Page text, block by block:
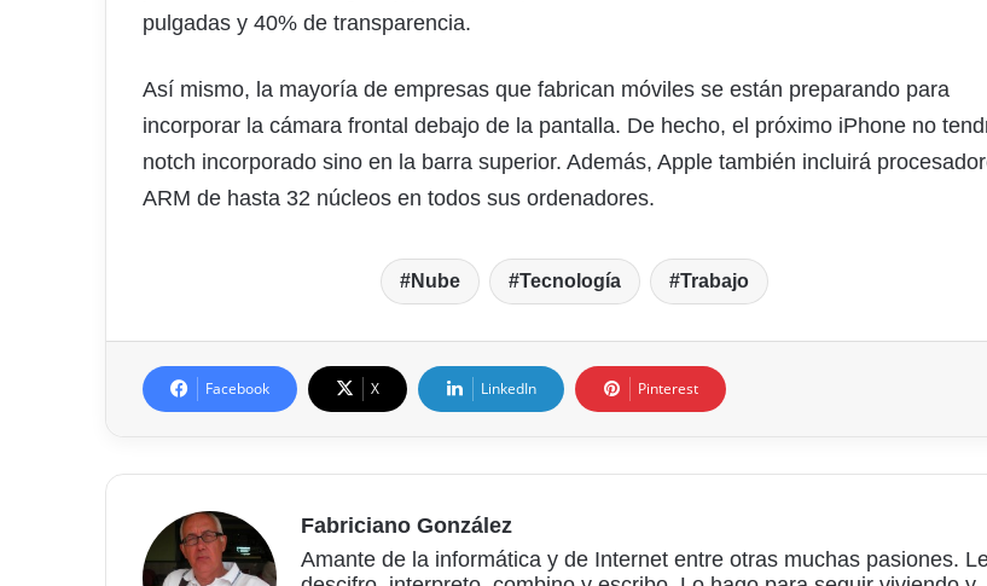
pulgadas y 40% de transparencia.
Así mismo, la mayoría de empresas que fabrican móviles se están preparando para
incorporar la cámara frontal debajo de la pantalla. De hecho, el próximo iPhone no
notch incorporado sino en la barra superior. Además, Apple también incluirá
ARM de hasta 32 núcleos en todos sus ordenadores.
Nube Tecnología Trabajo
Facebook X LinkedIn Pinterest
Fabriciano González
Amante de la informática y de Internet entre otras muchas pasiones.